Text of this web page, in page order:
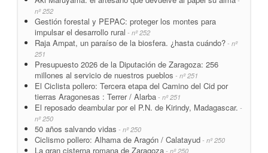
nº 252
Gestión forestal y PEPAC: proteger los montes para
impulsar el desarrollo rural - nº 252
Raja Ampat, un paraíso de la biosfera. ¿hasta cuándo? - nº
251
Presupuesto 2026 de la Diputación de Zaragoza: 256
millones al servicio de nuestros pueblos - nº 251
El Ciclista pollero: Tercera etapa del Camino del Cid por
tierras Aragonesas : Terrer / Alarba - nº 251
El reposado deambular por el P.N. de Kirindy, Madagascar. -
nº 250
50 años salvando vidas - nº 250
Ciclismo pollero: Alhama de Aragón / Calatayud - nº 250
La gran cisterna romana de Zaragoza - nº 250